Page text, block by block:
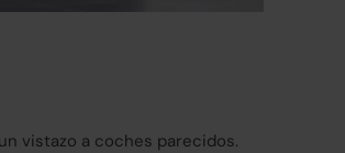
vistazo a coches parecidos.